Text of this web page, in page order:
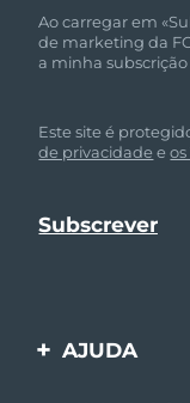
Ao carregar em
de marketing da
a minha
Este site é
de privacidade e
AJUDA
Entre em